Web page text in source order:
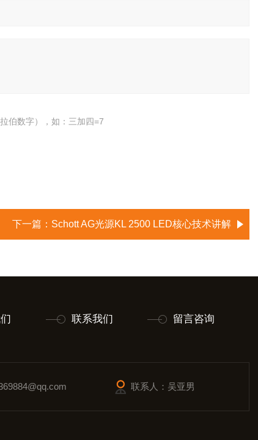
伯数字），如：三加四=7
下一篇： Schott AG光源KL 2500 LED核心技术讲解
联系我们 留言咨询
联系人：吴亚男